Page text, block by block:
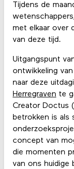
Tijdens de
met elkaar over
van deze tijd.
Uitgangspunt
ontwikkeling
naar deze
Herregraven te
Creator Doctus
betrokken is als
concept van
die momenten
van ons huidige